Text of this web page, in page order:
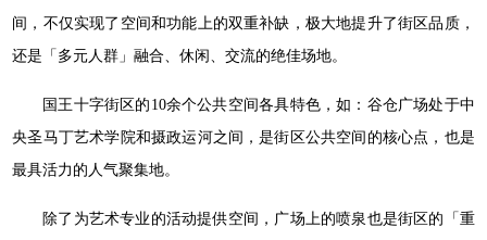
间，不仅实现了空间和功能上的双重补缺，极大地提升了街区品质，
还是「多元人群」融合、休闲、交流的绝佳场地。
国王十字街区的10余个公共空间各具特色，如：谷仓广场处于中
央圣马丁艺术学院和摄政运河之间，是街区公共空间的核心点，也是
最具活力的人气聚集地。
除了为艺术专业的活动提供空间，广场上的喷泉也是街区的「重